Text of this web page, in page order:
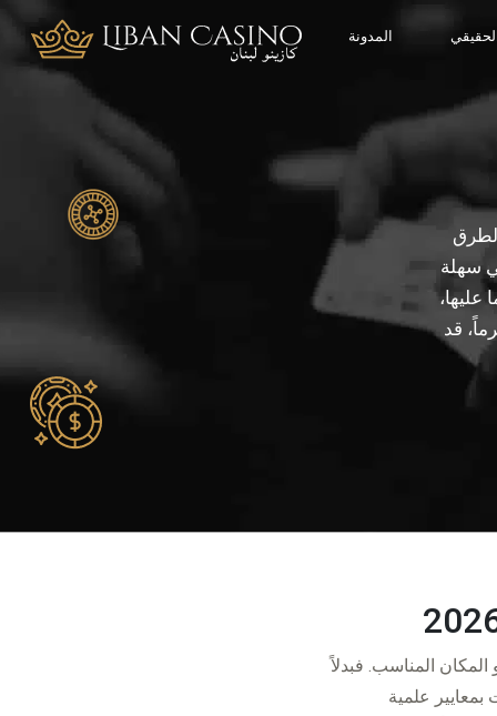
المدونة
سهلة
عليها،
قد
المكان المناسب. فبدلاً
بمعايير علمية